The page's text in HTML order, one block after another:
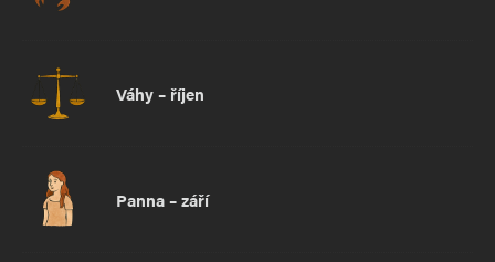
Váhy – říjen
Panna – září